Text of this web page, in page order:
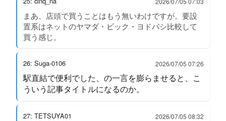
まあ、店頭で買うことはもう無いわけですが。要設
置系はネットのヤマダ・ビック・ヨドバシ比較して
買う感じ。
26: Suga-0106 2026/07/05 07:26
駅直結で便利でした、の一言を膨らませると、こ
ういう記事タイトルになるのか。
27: TETSUYA01 2026/07/05 08:32